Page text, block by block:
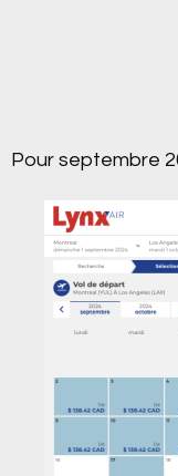
Pour septembre